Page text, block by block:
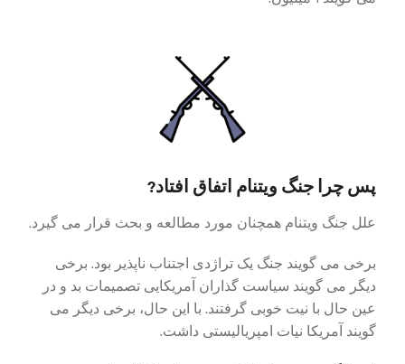
پس چرا جنگ ویتنام اتفاق افتاد?
علل جنگ ویتنام همچنان مورد مطالعه و بحث قرار می گیرد.
برخی می گویند جنگ یک تراژدی اجتناب ناپذیر بود. برخی
دیگر می گویند سیاست گذاران آمریکایی تصمیمات بد و در
عین حال با نیت خوبی گرفتند. با این حال، برخی دیگر می
گویند آمریکا نیات امپریالیستی داشت.